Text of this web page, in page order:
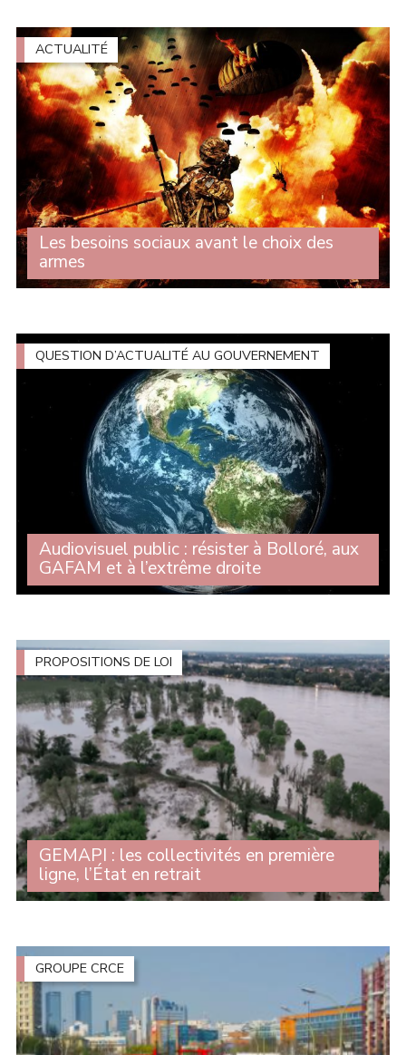
absolue ! Lors des questions au (...)
ACTUALITÉ
Les besoins sociaux avant le choix des
armes
Lors du débat sur les enjeux stratégiques de
de dénoncer une loi de programmation militaire (...)
QUESTION D’ACTUALITÉ AU GOUVERNEMENT
Audiovisuel public : résister à Bolloré, aux
GAFAM et à l’extrême droite
Alors que la commission d'enquête sur l'audiovisuel
radios et de journaux, Michelle (...)
PROPOSITIONS DE LOI
GEMAPI : les collectivités en première
ligne, l’État en retrait
Le 7 avril dernier, le Sénat examinait la proposition de
aquatiques et prévention des (...)
GROUPE CRCE